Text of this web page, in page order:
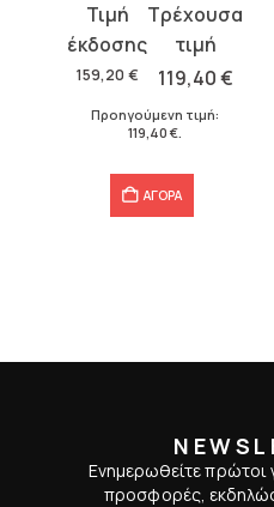
159,20 €
Original
price
was:
119,40€
τρέχουσα
τιμή
119,40 €.
Προηγούμενη τιμή:
119,40 €
ΑΓΟΡΑ
Ενημερωθείτε πρώτοι
προσφορές,